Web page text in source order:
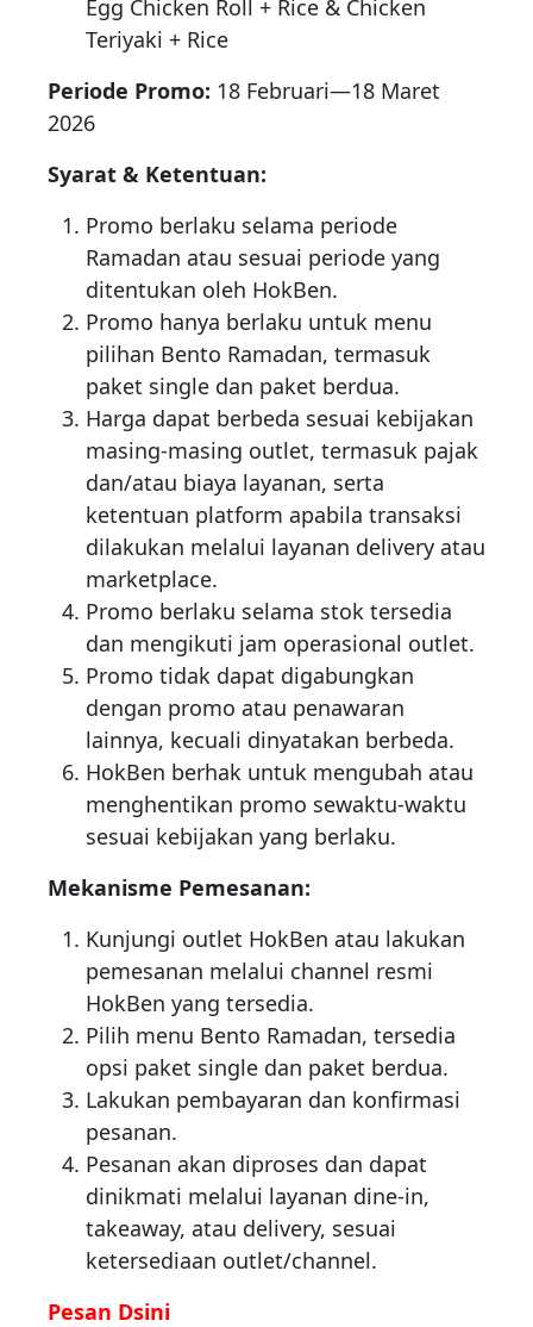
Egg Chicken Roll + Rice & Chicken
Teriyaki + Rice
Periode Promo: 18 Februari—18 Maret
2026
Syarat & Ketentuan:
Promo berlaku selama periode
Ramadan atau sesuai periode yang
ditentukan oleh HokBen.
Promo hanya berlaku untuk menu
pilihan Bento Ramadan, termasuk
paket single dan paket berdua.
Harga dapat berbeda sesuai kebijakan
masing-masing outlet, termasuk pajak
dan/atau biaya layanan, serta
ketentuan platform apabila transaksi
dilakukan melalui layanan delivery atau
marketplace.
Promo berlaku selama stok tersedia
dan mengikuti jam operasional outlet.
Promo tidak dapat digabungkan
dengan promo atau penawaran
lainnya, kecuali dinyatakan berbeda.
HokBen berhak untuk mengubah atau
menghentikan promo sewaktu-waktu
sesuai kebijakan yang berlaku.
Mekanisme Pemesanan:
Kunjungi outlet HokBen atau lakukan
pemesanan melalui channel resmi
HokBen yang tersedia.
Pilih menu Bento Ramadan, tersedia
opsi paket single dan paket berdua.
Lakukan pembayaran dan konfirmasi
pesanan.
Pesanan akan diproses dan dapat
dinikmati melalui layanan dine-in,
takeaway, atau delivery, sesuai
ketersediaan outlet/channel.
Pesan Dsini